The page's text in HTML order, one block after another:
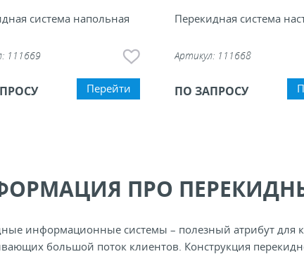
система напольная
111669
Перейти
Перекидная система
Артикул: 111668
ПО ЗАПРОСУ
ПРО
информационные системы – полезный атрибут для
большой поток клиентов. Конструкция